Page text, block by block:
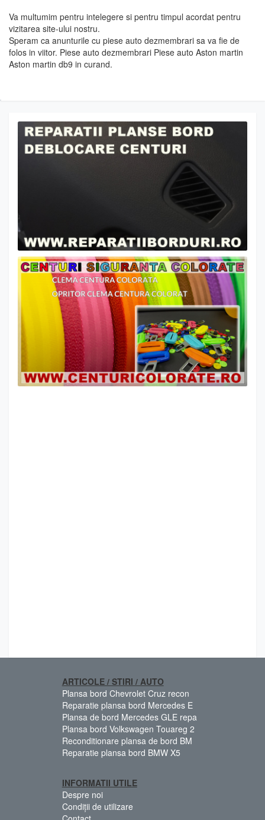
Va multumim pentru intelegere si pentru timpul acordat pentru
vizitarea site-ului nostru.
Speram ca anunturile cu piese auto dezmembrari sa va fie de
folos in viitor. Piese auto dezmembrari Piese auto Aston martin
Aston martin db9 in curand.
ARTICOLE / STIRI / AUTO
Plansa bord Chevrolet Cruz recon
Reparatie plansa bord Mercedes E
Plansa de bord Mercedes GLE repa
Plansa bord Volkswagen Touareg 2
Reconditionare plansa de bord BM
Reparatie plansa bord BMW X5
INFORMATII UTILE
Despre noi
Condiții de utilizare